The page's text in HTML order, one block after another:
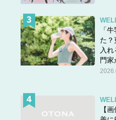
確かにお守りの多くはできる
が推奨されていますし、財布
ても必ず持ち歩きますね。で
むのは待って！
お財布からいくつものお守り
い……って思われちゃうかも
期よく言われた、複数のお守
う……は、迷信という見解の
「
た？
入
門家
【